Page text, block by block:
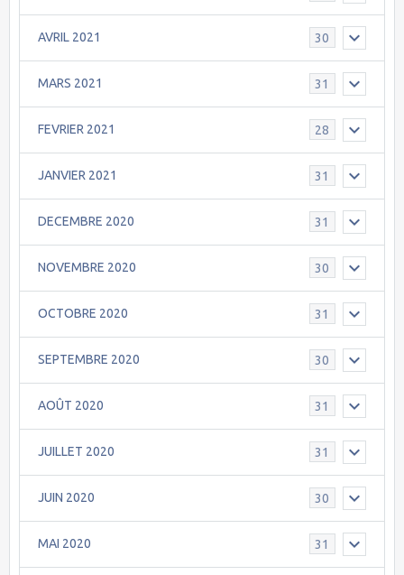
AVRIL 2021 30
MARS 2021 31
FEVRIER 2021 28
JANVIER 2021 31
DECEMBRE 2020 31
NOVEMBRE 2020 30
OCTOBRE 2020 31
SEPTEMBRE 2020 30
AOÛT 2020 31
JUILLET 2020 31
JUIN 2020 30
MAI 2020 31